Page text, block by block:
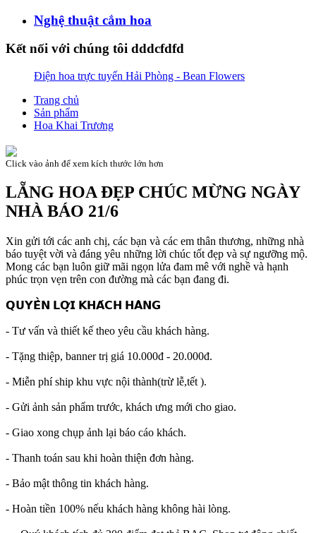
Nghệ thuật cắm hoa
Kết nối với chúng tôi dddcfdfd
Điện hoa trực tuyến Hải Phòng - Bean Flowers
Trang chủ
Sản phẩm
Hoa Khai Trương
Click vào ảnh để xem kích thước lớn hơn
LẴNG HOA ĐẸP CHÚC MỪNG NGÀY
NHÀ BÁO 21/6
Xin gửi tới các anh chị, các bạn và các em thân thương, những nhà
báo tuyệt vời và đáng yêu những lời chúc tốt đẹp và sự ngưỡng mộ.
Mong các bạn luôn giữ mãi ngọn lửa đam mê với nghề và hạnh
phúc trọn vẹn trên con đường mà các bạn đang đi.
𝗤𝗨𝗬𝗘̂̀𝗡 𝗟𝗢̛̣𝗜 𝗞𝗛𝗔́𝗖𝗛 𝗛𝗔̀𝗡𝗚
- Tư vấn và thiết kế theo yêu cầu khách hàng.
- Tặng thiệp, banner trị giá 10.000đ - 20.000đ.
- Miễn phí ship khu vực nội thành(trừ lễ,tết ).
- Gửi ảnh sản phẩm trước, khách ưng mới cho giao.
- Giao xong chụp ảnh lại báo cáo khách.
- Thanh toán sau khi hoàn thiện đơn hàng.
- Bảo mật thông tin khách hàng.
- Hoàn tiền 100% nếu khách hàng không hài lòng.